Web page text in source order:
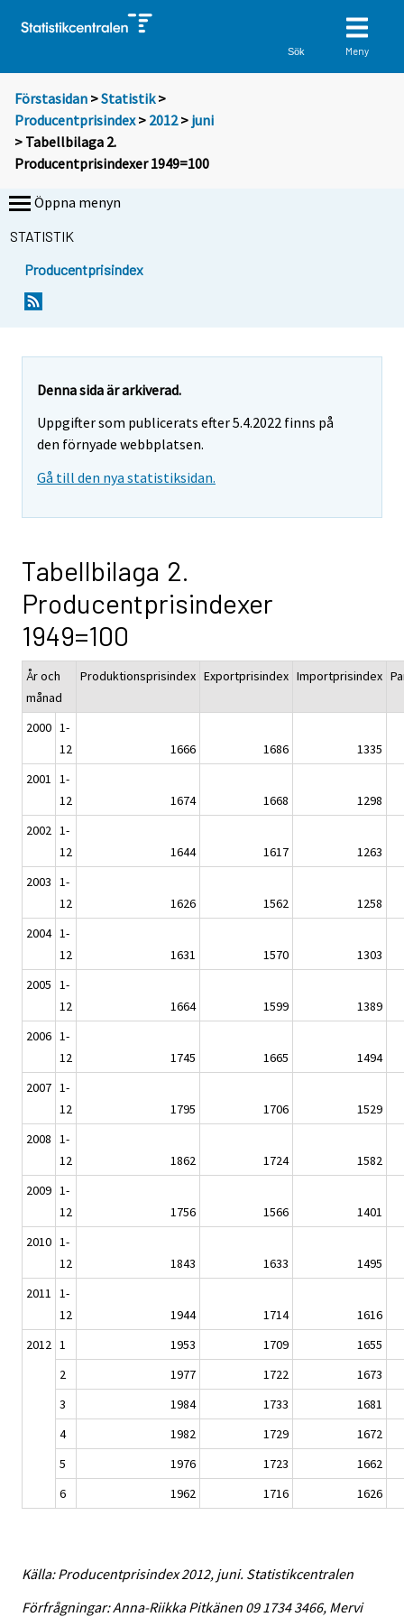
Sök Meny
Förstasidan >Statistik >
Producentprisindex> 2012> juni
> Tabellbilaga 2.
Producentprisindexer 1949=100
Öppna menyn
STATISTIK
Producentprisindex
Denna sida är arkiverad.
Uppgifter som publicerats efter 5.4.2022 finns på
den förnyade webbplatsen.
Gå till den nya statistiksidan.
Tabellbilaga 2.
Producentprisindexer
1949=100
År och
månad
Produktionsprisindex Exportprisindex Importprisindex
2000 1-
12
1666 1686
1335
2001 1-
12
1674 1668
1298
2002 1-
12
1644 1617
1263
2003 1-
12
1626 1562
1258
2004 1-
12
1631 1570
1303
2005 1-
12
1664 1599
1389
2006 1-
12
1745 1665
1494
2007 1-
12
1795 1706
1529
2008 1-
12
1862 1724
1582
2009 1-
12
1756 1566
1401
2010 1-
12
1843 1633
1495
2011 1-
12
1944 1714
1616
2012 1 1953 1709
1655
2
1977 1722
1673
3
1984 1733
1681
4
1982 1729
1672
5
1976 1723
1662
6
1962 1716 1626
Källa: Producentprisindex 2012, juni. Statistikcentralen
Förfrågningar: Anna-Riikka Pitkänen 09 1734 3466, Mervi